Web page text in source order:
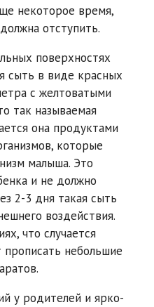
некоторое время,
отступить.
поверхностях
сыть в виде красных
с желтоватыми
так называемая
она продуктами
которые
малыша. Это
и не должно
2-3 дня такая сыть
воздействия.
что случается
небольшие
у родителей и ярко-